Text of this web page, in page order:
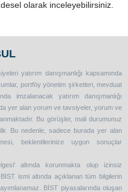
olarak inceleyebilirsiniz.
yatırım danışmanlığı kapsamında
portföy yönetim şirketleri, mevduat
imzalanacak yatırım danışmanlığı
yer alan yorum ve tavsiyeler, yorum ve
Bu görüşler, mali durumunuz
Bu nedenle, sadece burada yer alan
beklentilerinize uygun sonuçlar
altında korunmakta olup izinsiz
ismi altında açıklanan tüm bilgilerin
BİST piyasalarında oluşan